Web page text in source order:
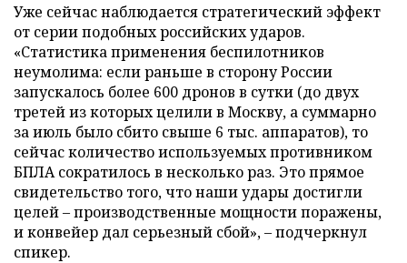
Уже сейчас наблюдается стратегический эффект
от серии подобных российских ударов.
«Статистика применения беспилотников
неумолима: если раньше в сторону России
запускалось более 600 дронов в сутки (до двух
третей из которых целили в Москву, а суммарно
за июль было сбито свыше 6 тыс. аппаратов), то
сейчас количество используемых противником
БПЛА сократилось в несколько раз. Это прямое
свидетельство того, что наши удары достигли
целей – производственные мощности поражены,
и конвейер дал серьезный сбой», – подчеркнул
спикер.